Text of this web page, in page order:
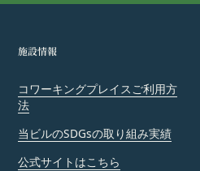
施設情報
コワーキングプレイスご利用方
法
当ビルのSDGsの取り組み実績
公式サイトはこちら
た損害について、当社は責
ピュータシステム(以下
)のトラブル等で緊急な保
合
不可抗力によりシステムの